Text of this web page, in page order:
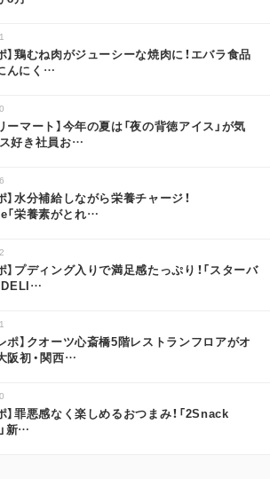
】鶏むね肉がジューシーな焼肉に！エバラ食品
んにく …
ーマート】今年の夏は「夜の背徳アイス」が気
好き社員お…
】水分補給しながら栄養チャージ！
栄養素がとれ…
】プディング入りで満足感たっぷり！「スターバ
…
ポ】クオーツ心斎橋5階レストランフロアがオ
阪初・関西…
】罪悪感なく楽しめるおつまみ！「2Snack
新…